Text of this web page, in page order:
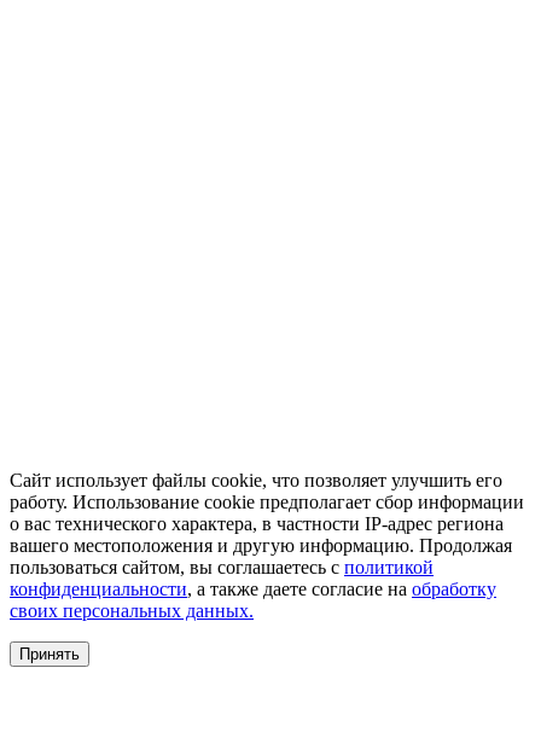
Сайт использует файлы cookie, что позволяет улучшить его
работу. Использование cookie предполагает сбор информации
о вас технического характера, в частности IP-адрес региона
вашего местоположения и другую информацию. Продолжая
пользоваться сайтом, вы соглашаетесь с политикой
конфиденциальности, а также даете согласие на обработку
своих персональных данных.
Принять